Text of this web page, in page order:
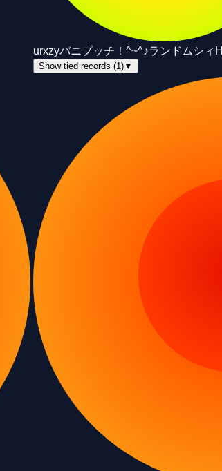
urxzyバニプッチ！^~^♪ランドムシィH
Show tied records (1)▼